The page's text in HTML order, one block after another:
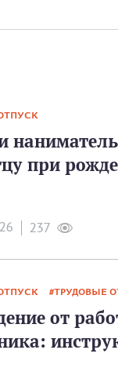
при
237
ТРУДОВЫЕ
от